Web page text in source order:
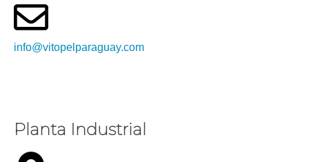
info@vitopelparaguay.com
Planta Industrial